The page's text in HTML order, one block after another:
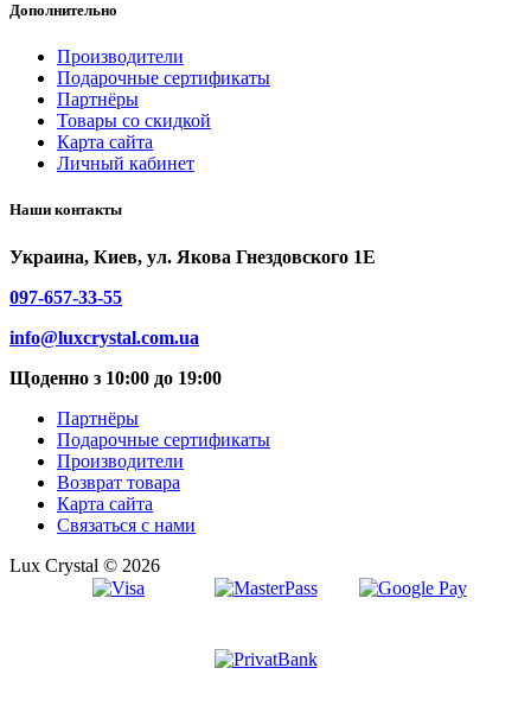
Дополнительно
Производители
Подарочные сертификаты
Партнёры
Товары со скидкой
Карта сайта
Личный кабинет
Наши контакты
Украина, Киев, ул. Якова Гнездовского 1Е
097-657-33-55
info@luxcrystal.com.ua
Щоденно з 10:00 до 19:00
Партнёры
Подарочные сертификаты
Производители
Возврат товара
Карта сайта
Связаться с нами
Lux Crystal © 2026